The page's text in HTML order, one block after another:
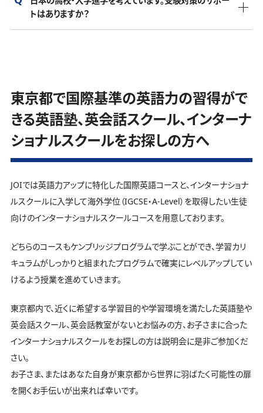
面でお悩みの場合でしたら、一度JOIをご検討ください。JOIは
海外学位を取得できる東京都のインターナショナルスクール
小学生コース
中学生コース
高校生コース
での生活や進学を考えている家庭の生徒もいます。
す。
ておりますので、東京都にご在住の方でインターナショナルス
クールにご興味がある場合はまずお問い合わせください。
単純に学費が安いからと選択すると後から後悔の原因にな
ります。
に比べて学費を安い費用に抑えられています。
東京都で単に安いだけでなく、質の高いインターナショナル
スクールをお探しの方は一度JOIへお問い合わせください。
学校説明会
お問い合わせ
国際英語コースは、学ぶ科目は英語だけで、英語力をCEFR基
準（国際基準）で伸ばしていくコースになります。インターナシ
トはありますか？
ーダーメイドカリキュラムを生徒に提供しており、志望校合格
に導きます。
インターナショナル教育と並行して、国内受験に向けた日々
の学習管理やサポートを行っておりますので安心していただ
いております。
東京都で国際基準の英語力の習得がで
きる英語塾、英会話スクール、インターナ
ショナルスクールをお探しの方へ
JOIでは英語力アップに特化した国際英語コースと、インターナショナ
ルスクールに入学して海外学位（IGCSE・A-Level）を取得したい生徒
向けのインターナショナルスクールコースを用意しております。
どちらのコースもケンブリッジプログラムで学ぶことができ、学習カリ
キュラムがしっかりと組まれたプログラムで確実にレベルアップしてい
けるよう授業を進めていきます。
東京都内で、近くに希望する学習目的や学習環境を満たした英語塾や
英会話スクール、英会話教室がないとお悩みの方、お子さまに合った
インターナショナルスクールをお探しの方は説明会に是非ご参加くだ
さい。
お子さま、またはあなた自身が東京都から世界に羽ばたく可能性の扉
を開くお手伝いが出来れば幸いです。